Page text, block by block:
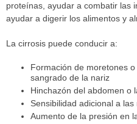
proteínas, ayudar a combatir las
ayudar a digerir los alimentos y
La cirrosis puede conducir a:
Formación de moretones
sangrado de la nariz
Hinchazón del abdomen o
Sensibilidad adicional a las
Aumento de la presión en